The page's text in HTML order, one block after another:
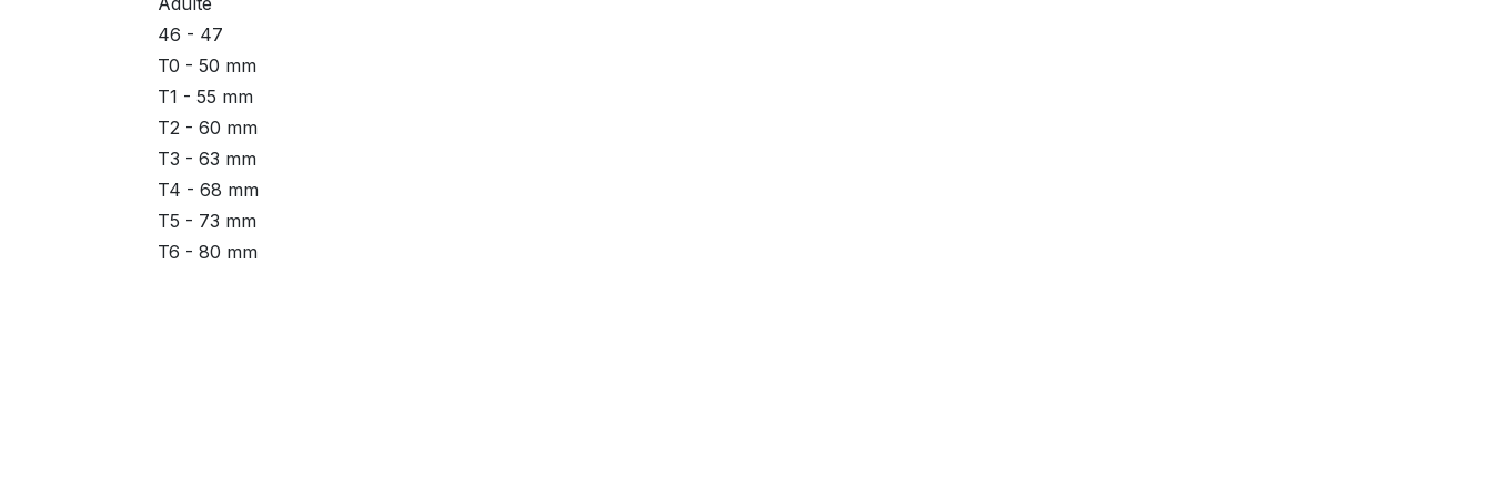
46 - 47
T0 - 50 mm
T1 - 55 mm
T2 - 60 mm
T3 - 63 mm
T4 - 68 mm
T5 - 73 mm
T6 - 80 mm